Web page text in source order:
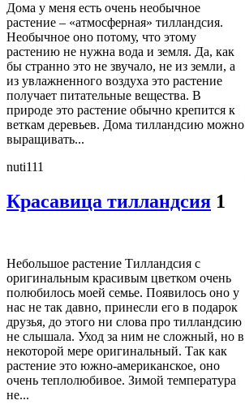
Дома у меня есть очень необычное
растение – «атмосферная» тилландсия.
Необычное оно потому, что этому
растению не нужна вода и земля. Да, как
бы странно это не звучало, не из земли, а
из увлажненного воздуха это растение
получает питательные вещества. В
природе это растение обычно крепится к
веткам деревьев. Дома тилландсию можно
выращивать...
nuti111
Красавица тилландсия 1
Небольшое растение Тилландсия с
оригинальным красивым цветком очень
полюбилось моей семье. Появилось оно у
нас не так давно, принесли его в подарок
друзья, до этого ни слова про тилландсию
не слышала. Уход за ним не сложный, но в
некоторой мере оригинальный. Так как
растение это южно-американское, оно
очень теплолюбивое. Зимой температура
не...